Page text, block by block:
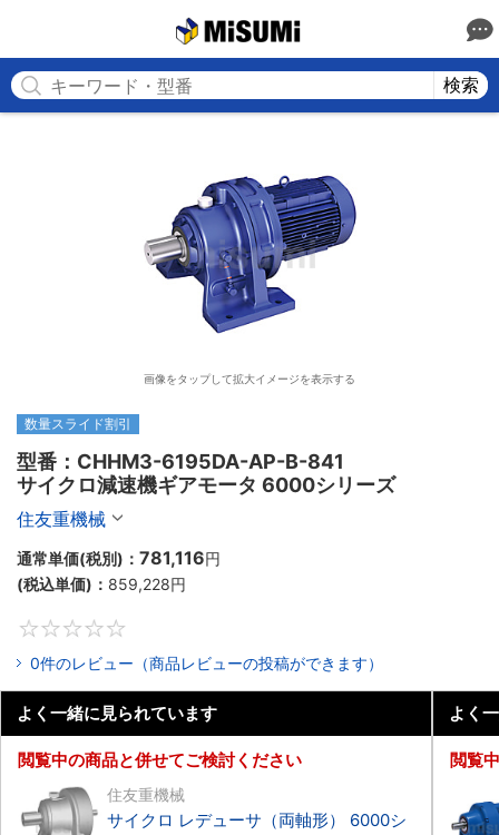
検索
画像をタップして拡大イメージを表示する
数量スライド割引
型番：CHHM3-6195DA-AP-B-841
サイクロ減速機ギアモータ 6000シリーズ
住友重機械
通常単価(税別)： 781,116円
(税込単価)： 859,228円
0件のレビュー（商品レビューの投稿ができます）
よく一緒に見られています
閲覧中の商品と併せてご検討ください
住友重機械
サイクロ レデューサ（両軸形） 6000シ
よく
閲覧